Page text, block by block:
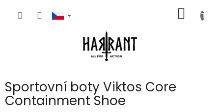
KOŠÍK
Sportovní boty Viktos Core
Containment Shoe